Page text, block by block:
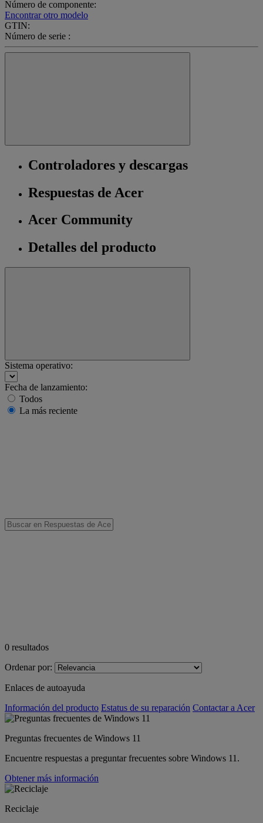
Número de componente:
Encontrar otro modelo
GTIN:
Número de serie :
Controladores y descargas
Respuestas de Acer
Acer Community
Detalles del producto
Sistema operativo:
Fecha de lanzamiento:
Todos
La más reciente
0 resultados
Ordenar por:
Enlaces de autoayuda
Información del producto Estatus de su reparación Contactar a Acer
Preguntas frecuentes de Windows 11
Encuentre respuestas a preguntar frecuentes sobre Windows 11.
Obtener más información
Reciclaje